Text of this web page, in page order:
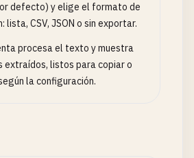
defecto) y elige el formato de
lista, CSV, JSON o sin exportar.
procesa el texto y muestra
extraídos, listos para copiar o
la configuración.